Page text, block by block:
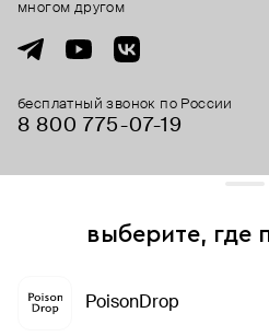
бесплатный звонок по России
8 800 775⁠-07⁠-19
многом другом
выберите, где
PoisonDrop
и сервисы аналитики. Продолжая
вы соглашаетесь с нашим